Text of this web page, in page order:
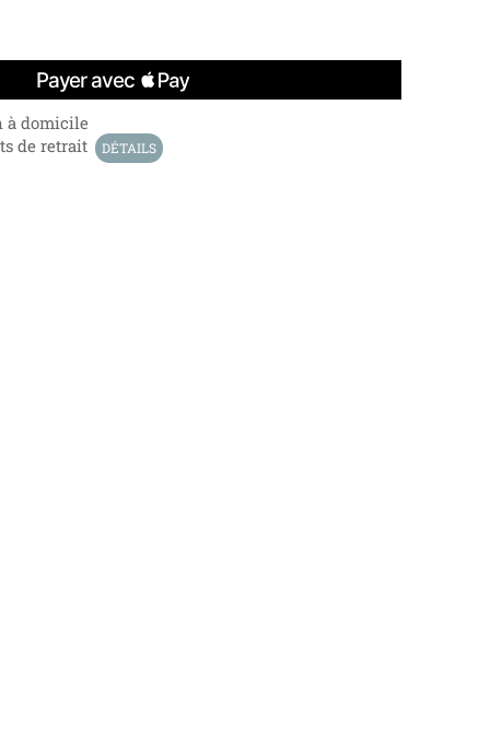
à domicile
de retrait
DÉTAILS